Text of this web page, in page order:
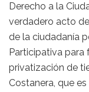
Derecho a la
verdadero acto
de la ciudadanía
Participativa
privatización de
Costanera, que